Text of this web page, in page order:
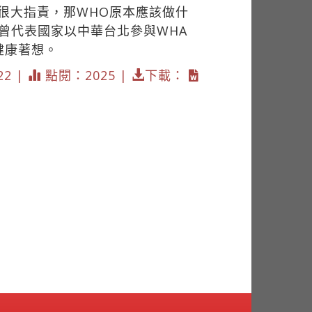
大指責，那WHO原本應該做什
代表國家以中華台北參與WHA
著想。
|
點閱：2025 | 下載：